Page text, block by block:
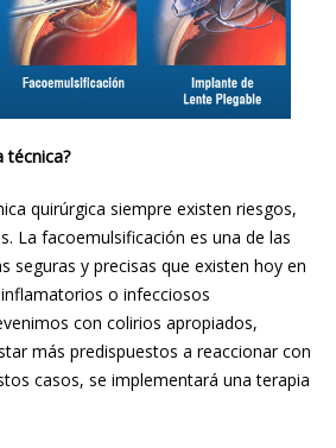
técnica?
quirúrgica siempre existen riesgos,
La facoemulsificación es una de las
seguras y precisas que existen hoy en
o infecciosos
con colirios apropiados,
más predispuestos a reaccionar con
casos, se implementará una terapia